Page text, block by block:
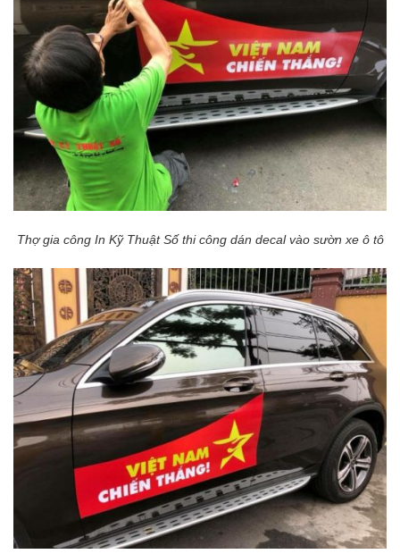
Thợ gia công In Kỹ Thuật Số thi công dán decal vào sườn xe ô tô